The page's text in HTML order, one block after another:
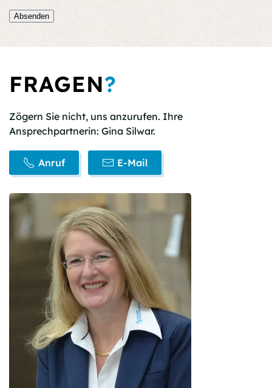
dass
und
Sie
den
Absenden
FRAGEN?
Zögern Sie nicht, uns anzurufen. Ihre
Ansprechpartnerin: Gina Silwar.
Anruf E-Mail